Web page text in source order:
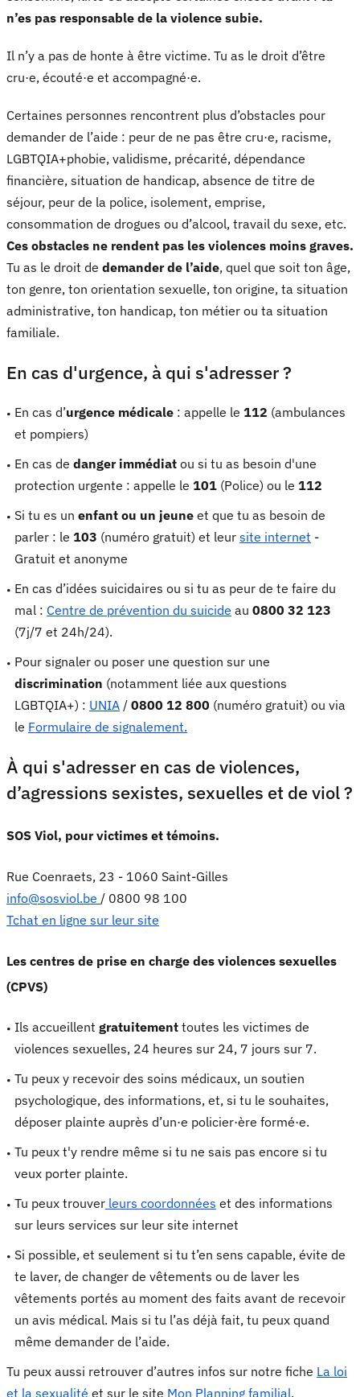
n’es pas responsable de la violence subie.
Il n’y a pas de honte à être victime. Tu as le droit d’être
cru·e, écouté·e et accompagné·e.
Certaines personnes rencontrent plus d’obstacles pour
demander de l’aide : peur de ne pas être cru·e, racisme,
LGBTQIA+phobie, validisme, précarité, dépendance
financière, situation de handicap, absence de titre de
séjour, peur de la police, isolement, emprise,
consommation de drogues ou d’alcool, travail du sexe, etc.
Ces obstacles ne rendent pas les violences moins graves.
Tu as le droit de demander de l’aide, quel que soit ton âge,
ton genre, ton orientation sexuelle, ton origine, ta situation
administrative, ton handicap, ton métier ou ta situation
familiale.
En cas d'urgence, à qui s'adresser ?
En cas d’urgence médicale : appelle le 112 (ambulances
et pompiers)
En cas de danger immédiat ou si tu as besoin d'une
protection urgente : appelle le 101 (Police) ou le 112
Si tu es un enfant ou un jeune et que tu as besoin de
parler : le 103 (numéro gratuit) et leur site internet -
Gratuit et anonyme
En cas d’idées suicidaires ou si tu as peur de te faire du
mal : Centre de prévention du suicide au 0800 32 123
(7j/7 et 24h/24).
Pour signaler ou poser une question sur une
discrimination (notamment liée aux questions
LGBTQIA+) : UNIA / 0800 12 800 (numéro gratuit) ou via
le Formulaire de signalement.
À qui s'adresser en cas de violences,
d’agressions sexistes, sexuelles et de viol ?
SOS Viol, pour victimes et témoins.
Rue Coenraets, 23 - 1060 Saint-Gilles
info@sosviol.be / 0800 98 100
Tchat en ligne sur leur site
Les centres de prise en charge des violences sexuelles
(CPVS)
Ils accueillent gratuitement toutes les victimes de
violences sexuelles, 24 heures sur 24, 7 jours sur 7.
Tu peux y recevoir des soins médicaux, un soutien
psychologique, des informations, et, si tu le souhaites,
déposer plainte auprès d’un·e policier·ère formé·e.
Tu peux t'y rendre même si tu ne sais pas encore si tu
veux porter plainte.
Tu peux trouver leurs coordonnées et des informations
sur leurs services sur leur site internet
Si possible, et seulement si tu t’en sens capable, évite de
te laver, de changer de vêtements ou de laver les
vêtements portés au moment des faits avant de recevoir
un avis médical. Mais si tu l’as déjà fait, tu peux quand
même demander de l’aide.
Tu peux aussi retrouver d’autres infos sur notre fiche La loi
et la sexualité et sur le site Mon Planning familial.